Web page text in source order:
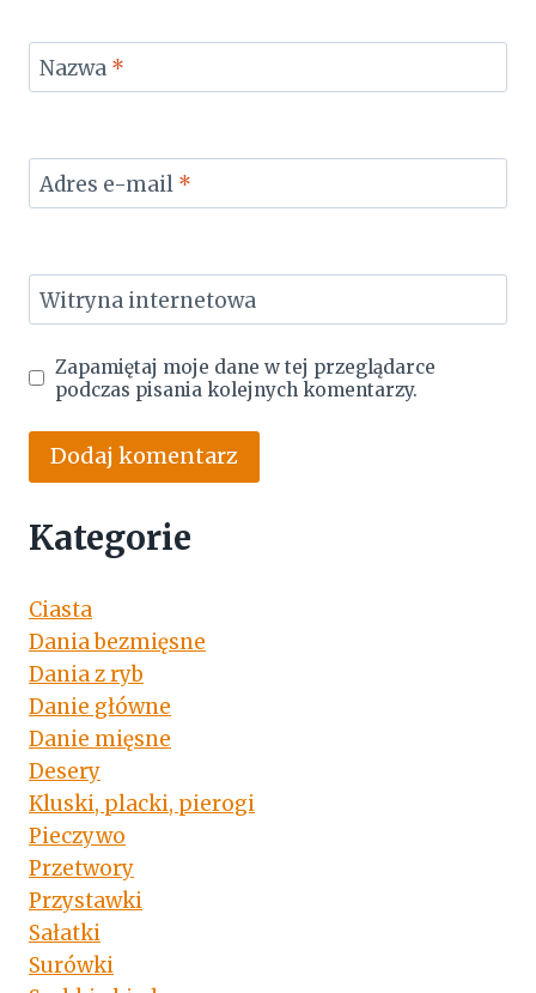
Nazwa *
Adres e-mail *
Witryna internetowa
Zapamiętaj moje dane w tej przeglądarce
podczas pisania kolejnych komentarzy.
Kategorie
Ciasta
Dania bezmięsne
Dania z ryb
Danie główne
Danie mięsne
Desery
Kluski, placki, pierogi
Pieczywo
Przetwory
Przystawki
Sałatki
Surówki